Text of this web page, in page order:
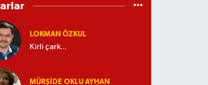
LOKMAN ÖZKUL
Kirli çark...
MÜRŞIDE OKLU AYHAN